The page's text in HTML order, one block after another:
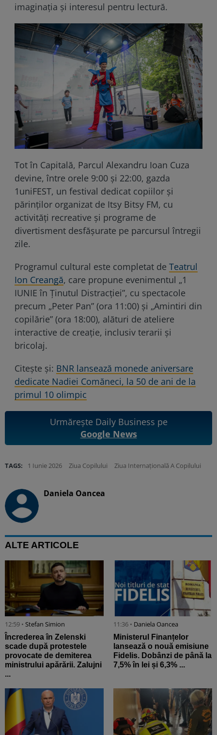
imaginația și interesul pentru lectură.
Tot în Capitală, Parcul Alexandru Ioan Cuza
devine, între orele 9:00 și 22:00, gazda
1uniFEST, un festival dedicat copiilor și
părinților organizat de Itsy Bitsy FM, cu
activități recreative și programe de
divertisment desfășurate pe parcursul întregii
zile.
Programul cultural este completat de Teatrul
Ion Creangă, care propune evenimentul „1
IUNIE în Ținutul Distracției”, cu spectacole
precum „Peter Pan” (ora 11:00) și „Amintiri din
copilărie” (ora 18:00), alături de ateliere
interactive de creație, inclusiv terarii și
bricolaj.
Citește și: BNR lansează monede aniversare
dedicate Nadiei Comăneci, la 50 de ani de la
primul 10 olimpic
Urmărește Daily Business pe
Google News
TAGS: 1 Iunie 2026 Ziua Copilului Ziua Internațională A Copilului
Daniela Oancea
ALTE ARTICOLE
12:59 • Stefan Simion
Încrederea în Zelenski
scade după protestele
provocate de demiterea
ministrului apărării. Zalujni
...
11:36 • Daniela Oancea
Ministerul Finanțelor
lansează o nouă emisiune
Fidelis. Dobânzi de până la
7,5% în lei și 6,3% ...